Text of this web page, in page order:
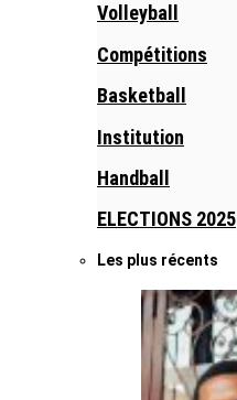
Volleyball
Compétitions
Basketball
Institution
Handball
ELECTIONS 2025
Les plus récents